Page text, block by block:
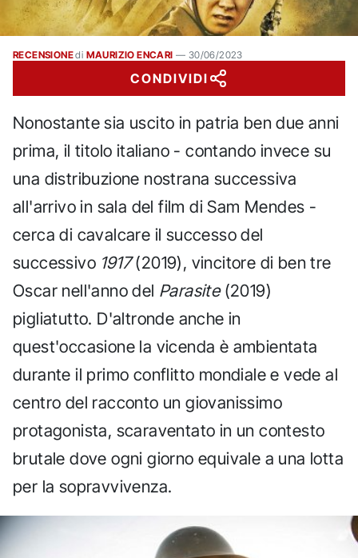
RECENSIONEdi MAURIZIO ENCARI — 30/06/2023
CONDIVIDI
Nonostante sia uscito in patria ben due anni
prima, il titolo italiano - contando invece su
una distribuzione nostrana successiva
all'arrivo in sala del film di Sam Mendes -
cerca di cavalcare il successo del
successivo 1917(2019), vincitore di ben tre
Oscar nell'anno del Parasite(2019)
pigliatutto. D'altronde anche in
quest'occasione la vicenda è ambientata
durante il primo conflitto mondiale e vede al
centro del racconto un giovanissimo
protagonista, scaraventato in un contesto
brutale dove ogni giorno equivale a una lotta
per la sopravvivenza.